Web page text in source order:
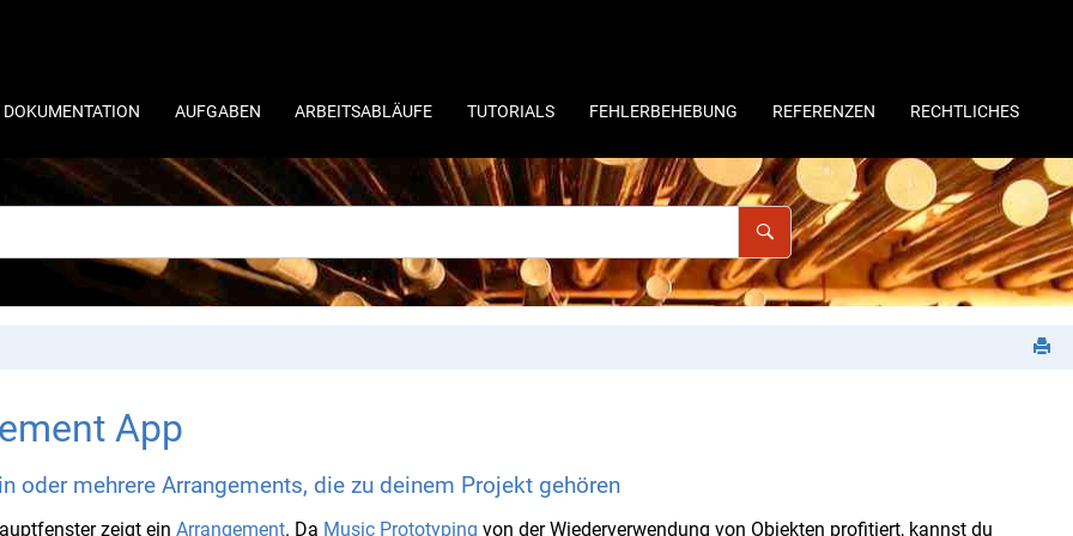
DOKUMENTATION AUFGABEN ARBEITSABLÄUFE TUTORIALS FEHLERBEHEBUNG REFERENZEN RECHTLICHES
App
oder mehrere Arrangements, die zu deinem Projekt gehören
zeigt ein Arrangement. Da Music Prototyping von der Wiederverwendung von Objekten profitiert, kannst du